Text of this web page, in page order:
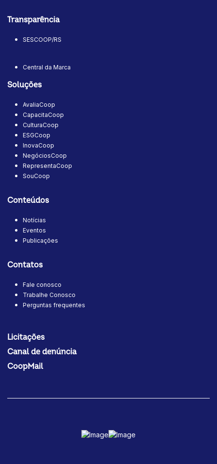
Transparência
SESCOOP/RS
Central da Marca
Soluções
AvaliaCoop
CapacitaCoop
CulturaCoop
ESGCoop
InovaCoop
NegóciosCoop
RepresentaCoop
SouCoop
Conteúdos
Notícias
Eventos
Publicações
Contatos
Fale conosco
Trabalhe Conosco
Perguntas frequentes
Licitações
Canal de denúncia
CoopMail